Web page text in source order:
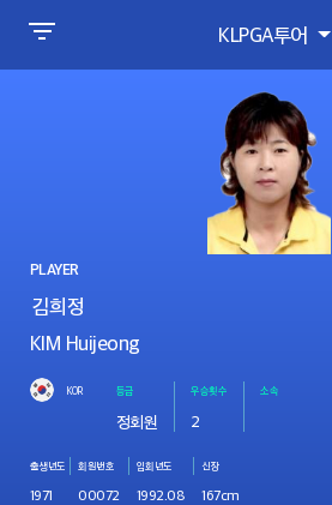
KLPGA투어
PLAYER
KIM Huijeong
KOR 등급
정회원
우승횟수
2
소속
출생년도
1971
회원번호
00072
입회년도
1992.08
신장
167cm